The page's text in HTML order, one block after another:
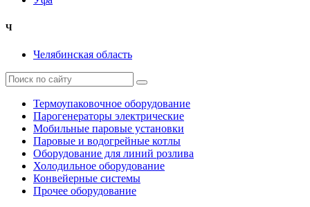
Ч
Челябинская область
Термоупаковочное оборудование
Парогенераторы электрические
Мобильные паровые установки
Паровые и водогрейные котлы
Оборудование для линий розлива
Холодильное оборудование
Конвейерные системы
Прочее оборудование